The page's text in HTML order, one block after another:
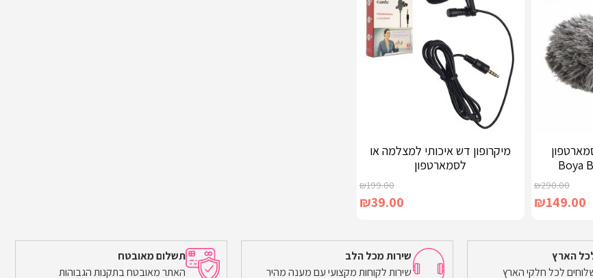
₪290.00
₪149.00
מיקרופון דש איכותי למצלמה או
לסמארטפון
₪199.00
₪39.00
הארץ
לכל חלקי הארץ
שירות מכל הלב
שירות לקוחות מקצועי עם מענה מהיר
תשלום מאובטח
האתר מאובטח בתקנות הגבוהות